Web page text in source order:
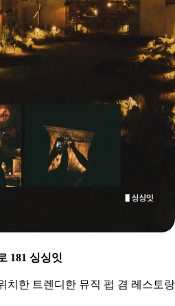
181 싱싱잇
치한 트렌디한 뮤직 펍 겸 레스토랑